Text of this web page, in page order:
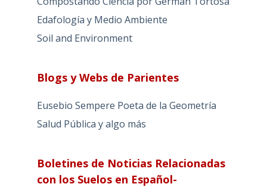
Edafología y Medio Ambiente
Soil and Environment
Blogs y Webs de Parientes
Eusebio Sempere Poeta de la Geometría
Salud Pública y algo más
Boletines de Noticias Relacionadas
con los Suelos en Español-